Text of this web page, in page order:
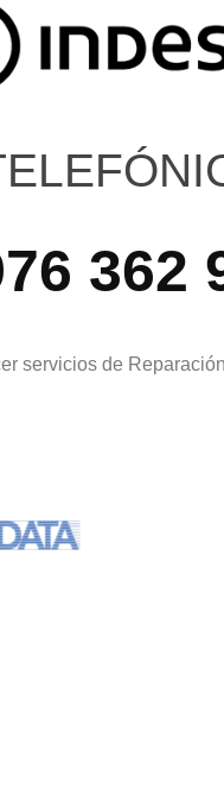
362
servicios de